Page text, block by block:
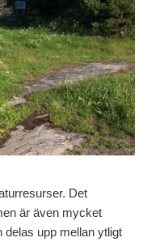
Det
är även mycket
delas upp mellan ytligt